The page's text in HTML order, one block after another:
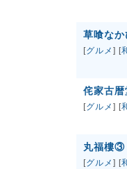
草喰なか
[グルメ ] [
侘家古
[グルメ ] [
丸福樓③
[グルメ ] [